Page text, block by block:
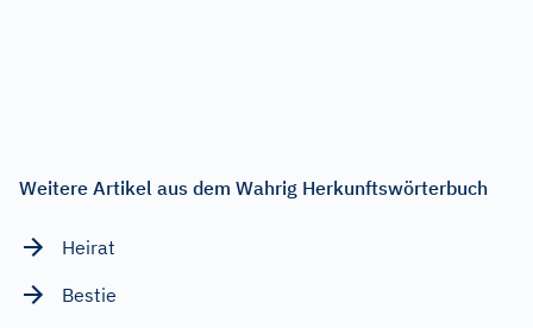
Weitere Artikel aus dem Wahrig Herkunftswörterbuch
Heirat
Bestie